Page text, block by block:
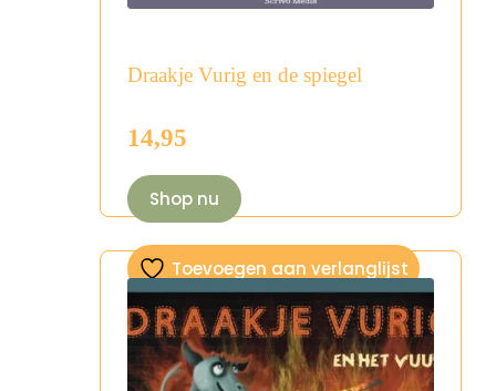
Draakje Vurig en de spiegel
14,95
Shop nu
Toevoegen aan verlanglijst